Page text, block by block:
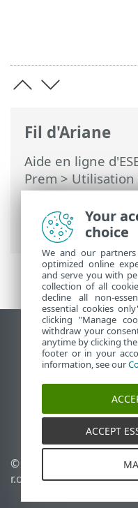
Fil d'Ariane
Aide en ligne
Prem>Utilisation
Prem>ESET
fournisseurs de
la configuration
Afficher le site
End of Life
Base de
Forum ESET
ESET Status Portal
Assistance
© 1992 - 2026 ESET,
r.o. - Tous droits
Your
choice
We and our
optimized online
and serve you with
collection of all
decline all non-
essential cookies
clicking "Manage
withdraw your
anytime by clicking
footer or in your
information, see our
ACCEPT